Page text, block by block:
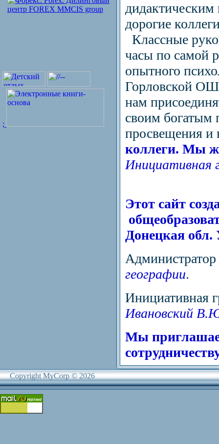
;
дорогие
Классные
часы по самой
опытного
Горловской ОШ
нам
своим богатым
просвещения и
коллеги. Мы
Инициативная
Этот сайт
Донецкая обл.
Администратор
географии.
Инициативная
Ивановский
Мы
Copyright MyCorp © 2026